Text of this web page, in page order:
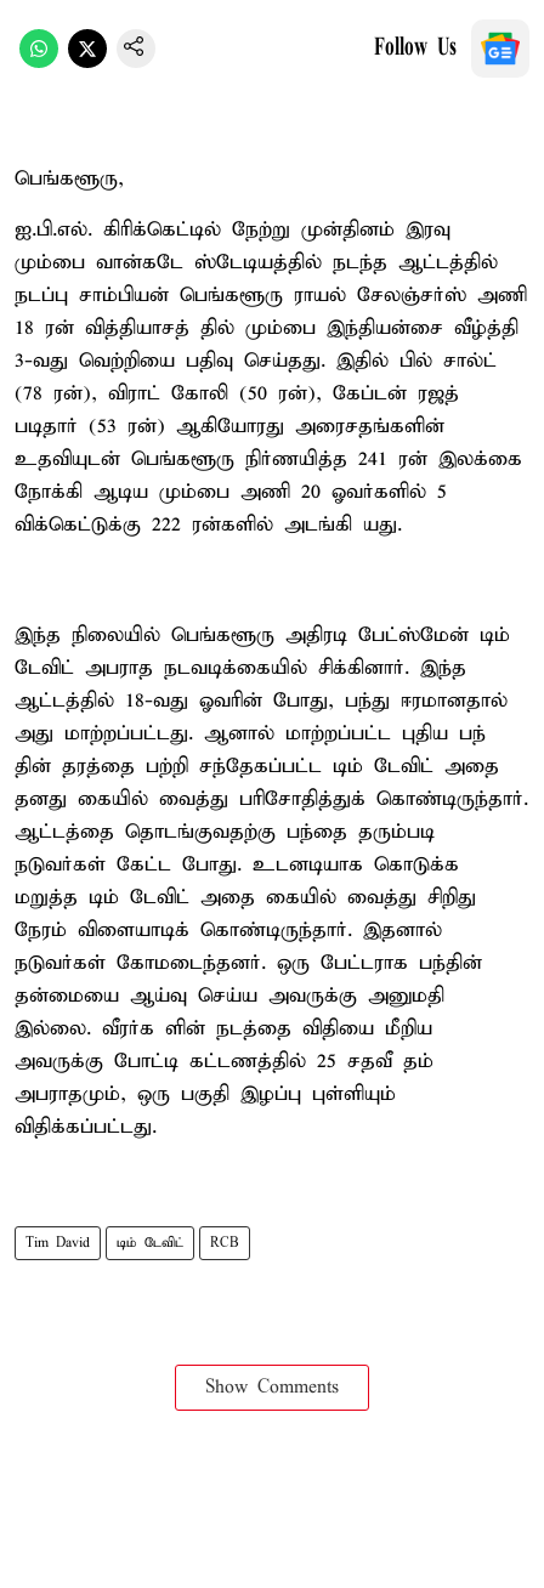
Follow Us
பெங்களூரு,
ஐ.பி.எல். கிரிக்கெட்டில் நேற்று முன்தினம் இரவு
மும்பை வான்கடே ஸ்டேடியத்தில் நடந்த ஆட்டத்தில்
நடப்பு சாம்பியன் பெங்களூரு ராயல் சேலஞ்சர்ஸ் அணி
18 ரன் வித்தியாசத் தில் மும்பை இந்தியன்சை வீழ்த்தி
3-வது வெற்றியை பதிவு செய்தது. இதில் பில் சால்ட்
(78 ரன்), விராட் கோலி (50 ரன்), கேப்டன் ரஜத்
படிதார் (53 ரன்) ஆகியோரது அரைசதங்களின்
உதவியுடன் பெங்களூரு நிர்ணயித்த 241 ரன் இலக்கை
நோக்கி ஆடிய மும்பை அணி 20 ஓவர்களில் 5
விக்கெட்டுக்கு 222 ரன்களில் அடங்கி யது.
இந்த நிலையில் பெங்களூரு அதிரடி பேட்ஸ்மேன் டிம்
டேவிட் அபராத நடவடிக்கையில் சிக்கினார். இந்த
ஆட்டத்தில் 18-வது ஓவரின் போது, பந்து ஈரமானதால்
அது மாற்றப்பட்டது. ஆனால் மாற்றப்பட்ட புதிய பந்
தின் தரத்தை பற்றி சந்தேகப்பட்ட டிம் டேவிட் அதை
தனது கையில் வைத்து பரிசோதித்துக் கொண்டிருந்தார்.
ஆட்டத்தை தொடங்குவதற்கு பந்தை தரும்படி
நடுவர்கள் கேட்ட போது. உடனடியாக கொடுக்க
மறுத்த டிம் டேவிட் அதை கையில் வைத்து சிறிது
நேரம் விளையாடிக் கொண்டிருந்தார். இதனால்
நடுவர்கள் கோமடைந்தனர். ஒரு பேட்டராக பந்தின்
தன்மையை ஆய்வு செய்ய அவருக்கு அனுமதி
இல்லை. வீரர்க ளின் நடத்தை விதியை மீறிய
அவருக்கு போட்டி கட்டணத்தில் 25 சதவீ தம்
அபராதமும், ஒரு பகுதி இழப்பு புள்ளியும்
விதிக்கப்பட்டது.
Tim David டிம் டேவிட் RCB
Show Comments